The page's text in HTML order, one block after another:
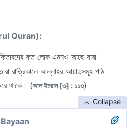
Quran):
কত লোক এমনও আছে যারা
রাত্রিকালে আল্লাহর আয়াতসমূহ পাঠ
থাকে। (আল ইমরান [৩] : ১১৩)
Collapse